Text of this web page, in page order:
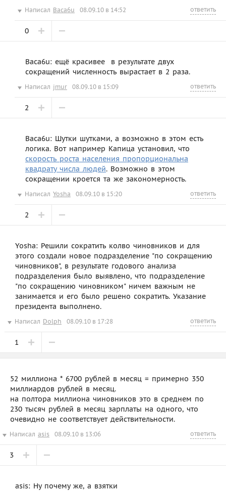
Написал Baca6u 08.09.10 в 14:52 ответить
0
Baca6u: ещё красивее  в результате двух
сокращений численность вырастает в 2 раза.
Написал jmur 08.09.10 в 15:09 ответить
2
Baca6u: Шутки шутками, а возможно в этом есть
логика. Вот например Капица установил, что
скорость роста населения пропорциональна
квадрату числа людей. Возможно в этом
сокращении кроется та же закономерность.
Написал Yosha 08.09.10 в 15:20 ответить
2
Yosha: Решили сократить колво чиновников и для
этого создали новое подразделение "по сокращению
чиновников", в результате годового анализа
подразделения было выявлено, что подразделение
"по сокращению чиновником" ничем важным не
занимается и его было решено сократить. Указание
президента выполнено.
Написал Dolph 08.09.10 в 17:28 ответить
1
52 миллиона * 6700 рублей в месяц = примерно 350
миллиардов рублей в месяц.
на полтора миллиона чиновников это в среднем по
230 тысяч рублей в месяц зарплаты на одного, что
очевидно не соответствует действительности.
Написал asis 08.09.10 в 13:06 ответить
3
asis: Ну почему же, а взятки